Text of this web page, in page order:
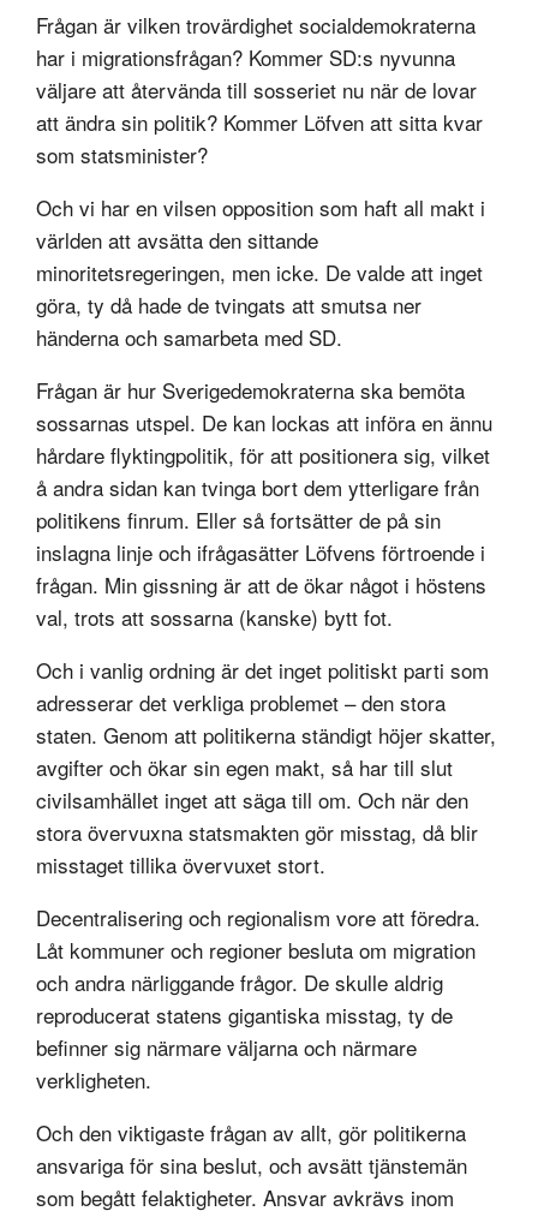
Frågan är vilken trovärdighet socialdemokraterna
har i migrationsfrågan? Kommer SD:s nyvunna
väljare att återvända till sosseriet nu när de lovar
att ändra sin politik? Kommer Löfven att sitta kvar
som statsminister?
Och vi har en vilsen opposition som haft all makt i
världen att avsätta den sittande
minoritetsregeringen, men icke. De valde att inget
göra, ty då hade de tvingats att smutsa ner
händerna och samarbeta med SD.
Frågan är hur Sverigedemokraterna ska bemöta
sossarnas utspel. De kan lockas att införa en ännu
hårdare flyktingpolitik, för att positionera sig, vilket
å andra sidan kan tvinga bort dem ytterligare från
politikens finrum. Eller så fortsätter de på sin
inslagna linje och ifrågasätter Löfvens förtroende i
frågan. Min gissning är att de ökar något i höstens
val, trots att sossarna (kanske) bytt fot.
Och i vanlig ordning är det inget politiskt parti som
adresserar det verkliga problemet – den stora
staten. Genom att politikerna ständigt höjer skatter,
avgifter och ökar sin egen makt, så har till slut
civilsamhället inget att säga till om. Och när den
stora övervuxna statsmakten gör misstag, då blir
misstaget tillika övervuxet stort.
Decentralisering och regionalism vore att föredra.
Låt kommuner och regioner besluta om migration
och andra närliggande frågor. De skulle aldrig
reproducerat statens gigantiska misstag, ty de
befinner sig närmare väljarna och närmare
verkligheten.
Och den viktigaste frågan av allt, gör politikerna
ansvariga för sina beslut, och avsätt tjänstemän
som begått felaktigheter. Ansvar avkrävs inom